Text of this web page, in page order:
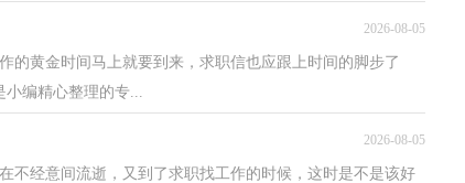
2026-08-05
的黄金时间马上就要到来，求职信也应跟上时间的脚步了
小编精心整理的专...
2026-08-05
不经意间流逝，又到了求职找工作的时候，这时是不是该好